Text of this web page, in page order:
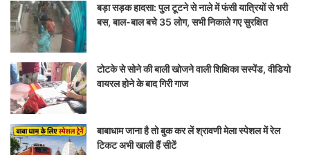
बड़ा सड़क हादसा: पुल टूटने से नाले में फंसी यात्रियों से भरी
बस, बाल-बाल बचे 35 लोग, सभी निकाले गए सुरक्षित
टोटके से सोने की बाली खोजने वाली शिक्षिका सस्पेंड, वीडियो
वायरल होने के बाद गिरी गाज
बाबाधाम जाना है तो बुक कर लें श्रावणी मेला स्पेशल में रेल
टिकट अभी खाली हैं सीटें